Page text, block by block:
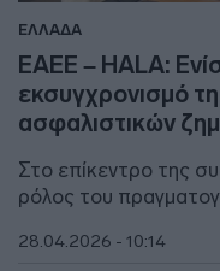
ΕΛΛΑΔΑ
ΕΑΕΕ – HALA:
εκσυγχρονισμό
ασφαλιστικών
Στο επίκεντρο της
ρόλος του
28.04.2026 - 10:14